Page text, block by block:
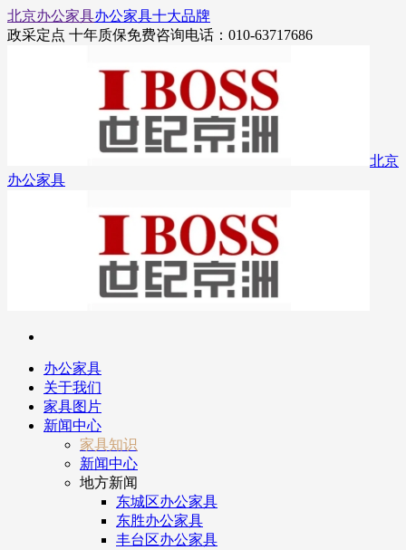
北京办公家具办公家具十大品牌
政采定点 十年质保免费咨询电话：010-63717686
北京
办公家具
办公家具
关于我们
家具图片
新闻中心
家具知识
新闻中心
地方新闻
东城区办公家具
东胜办公家具
丰台区办公家具